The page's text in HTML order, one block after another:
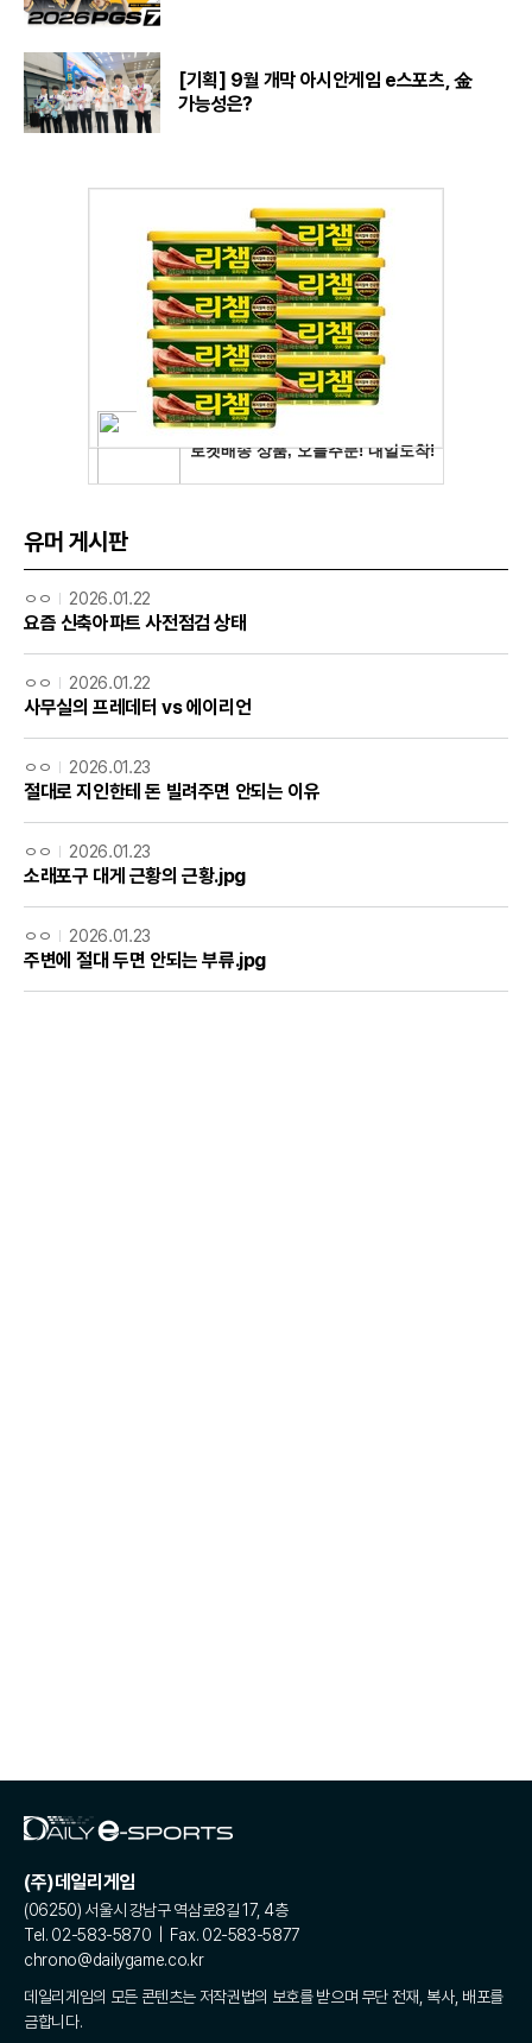
[기획] 9월 개막 아시안게임 e스포츠, 金
가능성은?
유머 게시판
ㅇㅇ 2026.01.22
요즘 신축아파트 사전점검 상태
ㅇㅇ 2026.01.22
사무실의 프레데터 vs 에이리언
ㅇㅇ 2026.01.23
절대로 지인한테 돈 빌려주면 안되는 이유
ㅇㅇ 2026.01.23
소래포구 대게 근황의 근황.jpg
ㅇㅇ 2026.01.23
주변에 절대 두면 안되는 부류.jpg
(주)데일리게임
(06250) 서울시 강남구 역삼로8길 17, 4층
Tel. 02-583-5870 | Fax. 02-583-5877
chrono@dailygame.co.kr
데일리게임의 모든 콘텐츠는 저작권법의 보호를 받으며 무단 전재, 복사, 배포를
금합니다.